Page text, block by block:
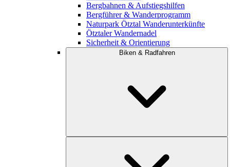
Bergbahnen & Aufstiegshilfen
Bergführer & Wanderprogramm
Naturpark Ötztal Wanderunterkünfte
Ötztaler Wandernadel
Sicherheit & Orientierung
Biken & Radfahren